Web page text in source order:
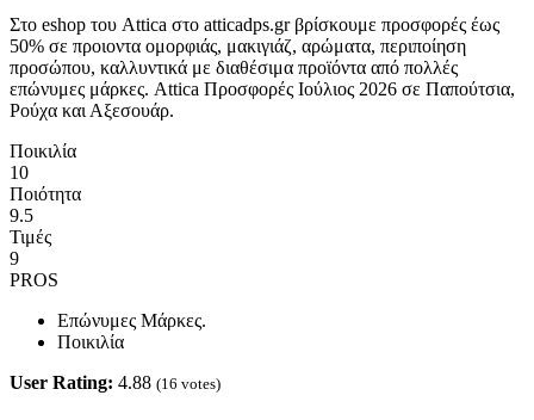
Στο eshop του Attica στο atticadps.gr βρίσκουμε προσφορές έως
50% σε προιοντα ομορφιάς, μακιγιάζ, αρώματα, περιποίηση
προσώπου, καλλυντικά με διαθέσιμα προϊόντα από πολλές
επώνυμες μάρκες. Attica Προσφορές Ιούλιος 2026 σε Παπούτσια,
Ρούχα και Αξεσουάρ.
Ποικιλία
10
Ποιότητα
9.5
Τιμές
9
PROS
Επώνυμες Μάρκες.
Ποικιλία
User Rating: 4.88 (16 votes)